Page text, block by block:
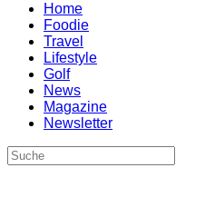
Home
Foodie
Travel
Lifestyle
Golf
News
Magazine
Newsletter